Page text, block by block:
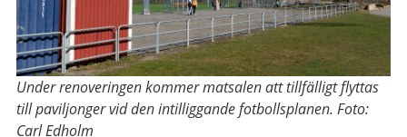
Under renoveringen kommer matsalen att tillfälligt flyttas
till paviljonger vid den intilliggande fotbollsplanen. Foto:
Carl Edholm